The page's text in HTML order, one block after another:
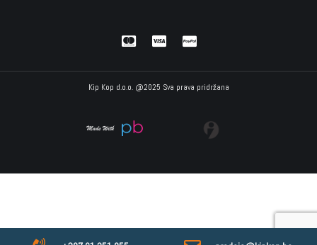
Kip Kop d.o.o. @2025 Sva prava pridržana